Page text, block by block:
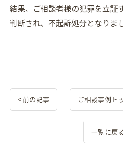
結果、ご相談者様の犯罪を立証
判断され、不起訴処分となりま
< 前の記事 ご相談事例ト
一覧に戻